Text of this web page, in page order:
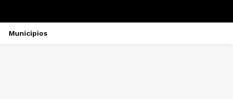
Municipios